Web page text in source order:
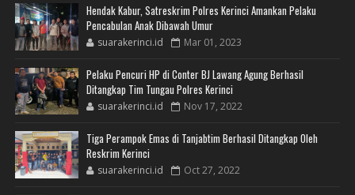
Hendak Kabur, Satreskrim Polres Kerinci Amankan Pelaku
Pencabulan Anak Dibawah Umur
suarakerinci.id Mar 01, 2023
Pelaku Pencuri HP di Conter BJ Lawang Agung Berhasil
Ditangkap Tim Tungau Polres Kerinci
suarakerinci.id Nov 17, 2022
Tiga Perampok Emas di Tanjabtim Berhasil Ditangkap Oleh
Reskrim Kerinci
suarakerinci.id Oct 27, 2022